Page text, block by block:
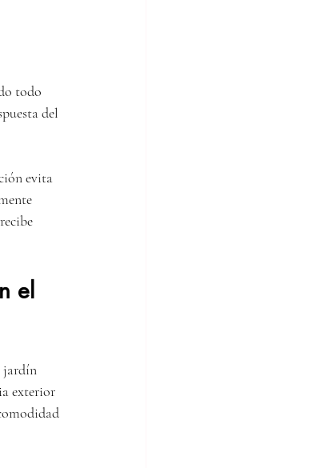
todo
del
evita
el
jardín
exterior